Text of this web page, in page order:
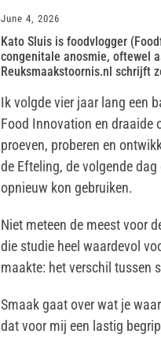
June 4, 2026
Kato Sluis is foodvlogger
congenitale anosmie, oftewel
Reuksmaakstoornis.nl schrijft
Ik volgde vier jaar lang een
Food Innovation en draaide
proeven, proberen en
de Efteling, de volgende
opnieuw kon gebruiken.
Niet meteen de meest voor
die studie heel waardevol
maakte: het verschil tussen
Smaak gaat over wat je
dat voor mij een lastig